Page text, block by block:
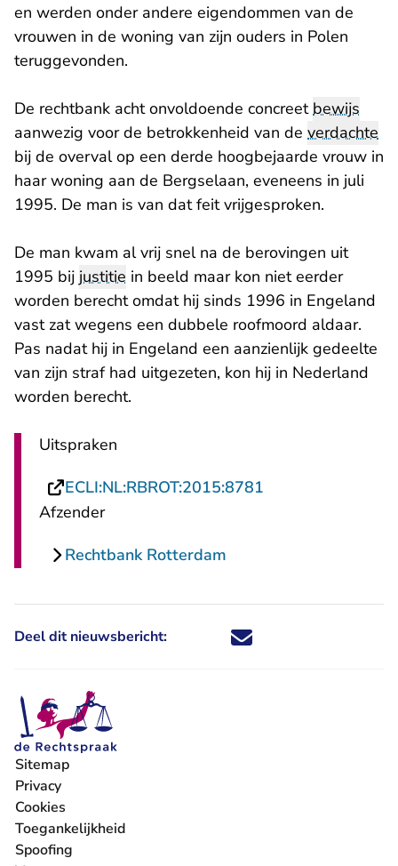
en werden onder andere eigendommen van de
vrouwen in de woning van zijn ouders in Polen
teruggevonden.
De rechtbank acht onvoldoende concreetbewijs
aanwezig voor de betrokkenheid van de verdachte
bij de overval op een derde hoogbejaarde vrouw in
haar woning aan de Bergselaan, eveneens in juli
1995. De man is van dat feit vrijgesproken.
De man kwam al vrij snel na de berovingen uit
1995 bij justitie in beeld maar kon niet eerder
worden berecht omdat hij sinds 1996 in Engeland
vast zat wegens een dubbele roofmoord aldaar.
Pas nadat hij in Engeland een aanzienlijk gedeelte
van zijn straf had uitgezeten, kon hij in Nederland
worden berecht.
Uitspraken
ECLI:NL:RBROT:2015:8781
Afzender
Rechtbank Rotterdam
Deel dit nieuwsbericht: Deel dit nieuwsbericht via X -
Deel dit nieuwsbericht via
Deel dit nieuwsbericht
Deel dit
Sitemap
Privacy
Cookies
Toegankelijkheid
Spoofing